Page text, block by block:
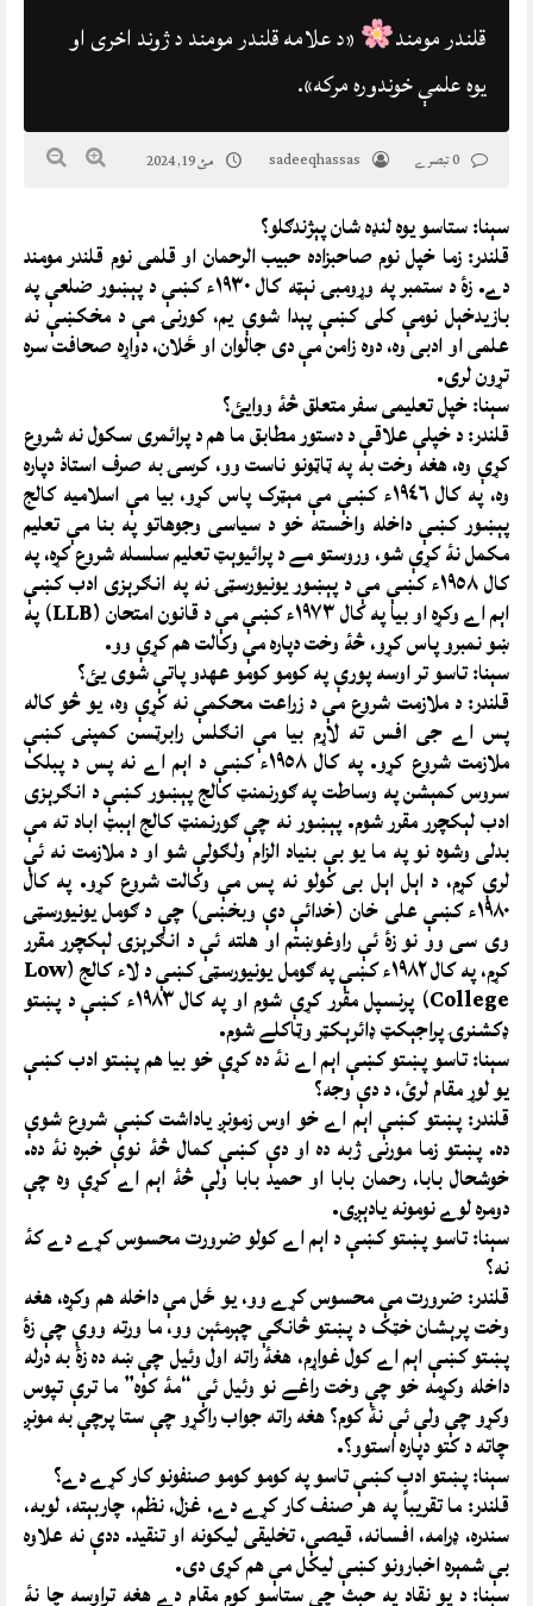
قلندر مومند
«د علامه قلندر مومند د ژوند اخرى او
یوه علمې خوندوره مرکه».
sadeeqhassas مئ 19, 2024
سېنا: ستاسو يوه لنډه شان پېژندګلو؟
قلندر: زما خپل نوم صاحبزاده حبيب الرحمان او قلمى نوم قلندر مومند
دے. زۀ د ستمبر په وړومبۍ نېټه کال ١٩٣٠ء کښې د پېښور ضلعې په
بازيدخېل نومې کلى کښې پېدا شوې يم، کورنۍ مې د مخکښې نه
علمى او ادبى وه، دوه زامن مې دى جالوان او ځلان، دواړه صحافت سره
تړون لرى.
سېنا: خپل تعليمى سفر متعلق څۀ ووايئ؟
قلندر: د خپلې علاقې د دستور مطابق ما هم د پرائمرى سکول نه شروع
کړې وه، هغه وخت به په ټاټونو ناست وو، کرسۍ به صرف استاذ دپاره
وه، په کال ١٩٤٦ء کښې مې مېټرک پاس کړو، بيا مې اسلاميه کالج
پېښور کښې داخله واخسته خو د سياسى وجوهاتو په بنا مې تعليم
مکمل نۀ کړې شو، وروستو مے د پرائيوېټ تعليم سلسله شروع کړه، په
کال ١٩٥٨ء کښې مې د پېښور يونيورسټۍ نه په انګرېزى ادب کښې
اېم اے وکړه او بيا په کال ١٩٧٣ء کښې مې د قانون امتحان (LLB) په
ښو نمبرو پاس کړو، څۀ وخت دپاره مې وکالت هم کړې وو.
سېنا: تاسو تر اوسه پورې په کومو کومو عهدو پاتې شوى يئ؟
قلندر: د ملازمت شروع مې د زراعت محکمې نه کړې وه، يو څو کاله
پس اے جى افس ته لاړم بيا مې انګلس رابرټسن کمپنۍ کښې
ملازمت شروع کړو. په کال ١٩٥٨ء کښې د اېم اے نه پس د پبلک
سروس کمېشن په وساطت په ګورنمنټ کالج پېښور کښې د انګرېزى
ادب لېکچرر مقرر شوم. پېښور نه چې ګورنمنټ کالج اېبټ اباد ته مې
بدلى وشوه نو په ما يو بې بنياد الزام ولګولې شو او د ملازمت نه ئې
لرې کړم، د اېل اېل بى کولو نه پس مې وکالت شروع کړو. په کال
١٩٨٠ء کښې على خان (خدائې دې وبخښى) چې د ګومل يونيورسټۍ
وى سى وو نو زۀ ئې راوغوښتم او هلته ئې د انګرېزۍ لېکچرر مقرر
کړم، په کال ١٩٨٢ء کښې په ګومل يونيورسټۍ کښې د لاء کالج (Low
College) پرنسپل مقرر کړې شوم او په کال ١٩٨٣ء کښې د پښتو
ډکشنرۍ پراجېکټ ډائرېکټر وټاکلے شوم.
سېنا: تاسو پښتو کښې اېم اے نۀ ده کړې خو بيا هم پښتو ادب کښې
يو لوړ مقام لرئ، د دې وجه؟
قلندر: پښتو کښې اېم اے خو اوس زمونږ ياداشت کښې شروع شوې
ده. پښتو زما مورنۍ ژبه ده او دې کښې کمال څۀ نوې خبره نۀ ده.
خوشحال بابا، رحمان بابا او حميد بابا ولې څۀ اېم اے کړې وه چې
دومره لوے نومونه يادېږى.
سېنا: تاسو پښتو کښې د اېم اے کولو ضرورت محسوس کړے دے کۀ
نه؟
قلندر: ضرورت مې محسوس کړے وو، يو ځل مې داخله هم وکړه، هغه
وخت پرېشان خټک د پښتو څانګې چېرمئېن وو، ما ورته ووې چې زۀ
پښتو کښې اېم اے کول غواړم، هغۀ راته اول وئيل چې ښه ده زۀ به درله
داخله وکړمه خو چې وخت راغے نو وئيل ئې “مۀ کوه” ما ترې تپوس
وکړو چې ولې ئې نۀ کوم؟ هغه راته جواب راکړو چې ستا پرچې به مونږ
چاته د کتو دپاره استوو؟.
سېنا: پښتو ادب کښې تاسو په کومو کومو صنفونو کار کړے دے؟
قلندر: ما تقريباً په هر صنف کار کړے دے، غزل، نظم، چاربېته، لوبه،
سندره، ډرامه، افسانه، قيصې، تخليقى ليکونه او تنقيد. ددې نه علاوه
بې شمېره اخبارونو کښې ليکل مې هم کړى دى.
سېنا: د يو نقاد په حېث چې ستاسو کوم مقام دے هغه تراوسه چا نۀ